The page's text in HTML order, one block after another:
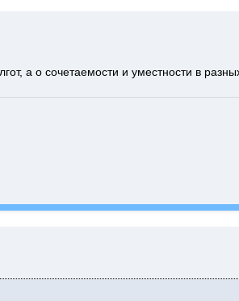
а о сочетаемости и уместности в